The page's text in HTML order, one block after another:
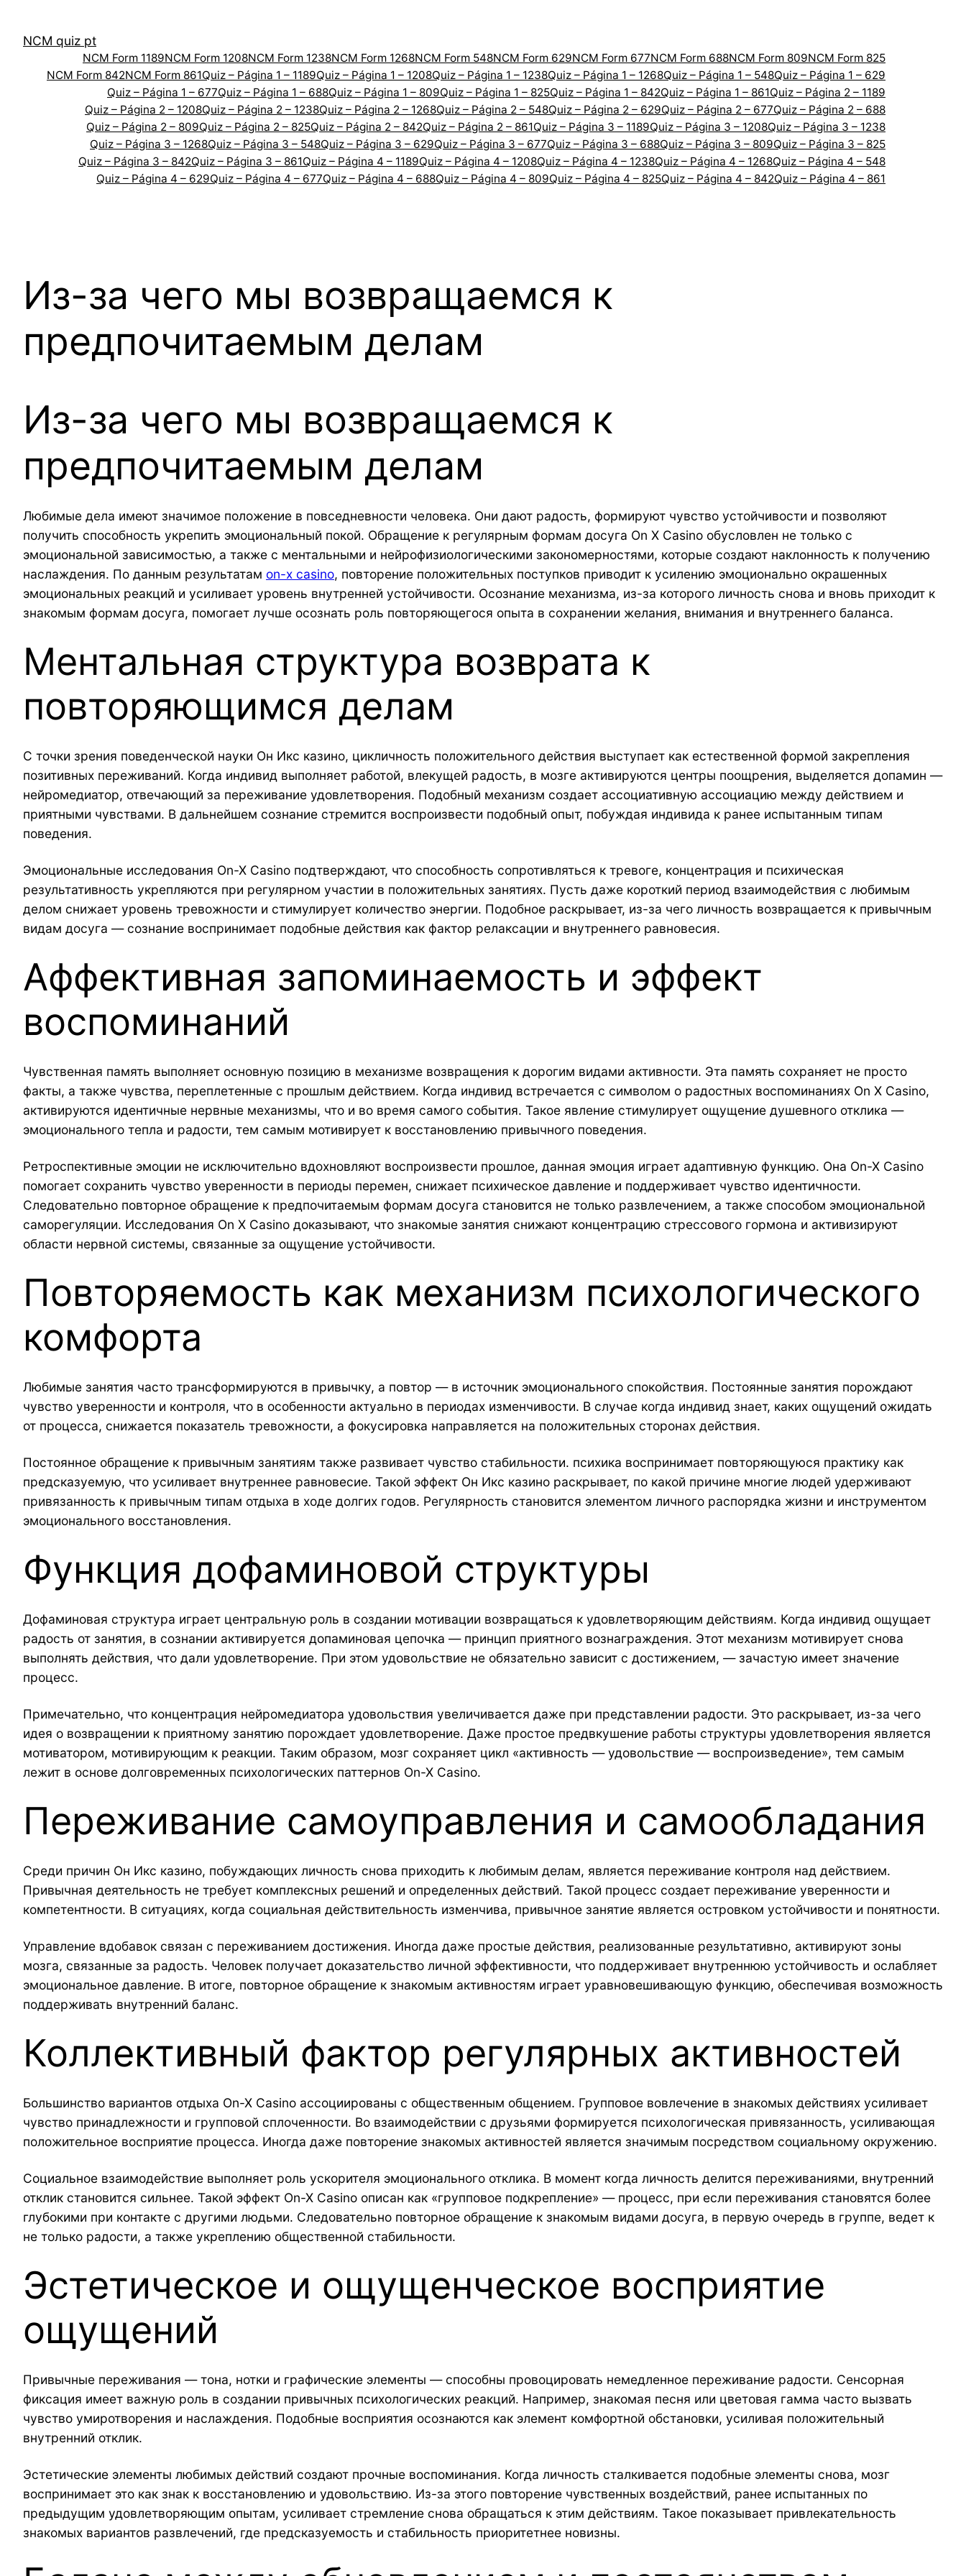
contentNCM quiz pt
NCM Form 1189NCM Form 1208NCM Form 1238NCM Form 1268NCM Form 548NCM Form 629NCM Form 677NCM Form 688NCM Form 809NCM Form 825
NCM Form 842NCM Form 861Quiz – Página 1 – 1189Quiz – Página 1 – 1208Quiz – Página 1 – 1238Quiz – Página 1 – 1268Quiz – Página 1 – 548Quiz – Página 1 – 629
Quiz – Página 1 – 677Quiz – Página 1 – 688Quiz – Página 1 – 809Quiz – Página 1 – 825Quiz – Página 1 – 842Quiz – Página 1 – 861Quiz – Página 2 – 1189
Quiz – Página 2 – 1208Quiz – Página 2 – 1238Quiz – Página 2 – 1268Quiz – Página 2 – 548Quiz – Página 2 – 629Quiz – Página 2 – 677Quiz – Página 2 – 688
Quiz – Página 2 – 809Quiz – Página 2 – 825Quiz – Página 2 – 842Quiz – Página 2 – 861Quiz – Página 3 – 1189Quiz – Página 3 – 1208Quiz – Página 3 – 1238
Quiz – Página 3 – 1268Quiz – Página 3 – 548Quiz – Página 3 – 629Quiz – Página 3 – 677Quiz – Página 3 – 688Quiz – Página 3 – 809Quiz – Página 3 – 825
Quiz – Página 3 – 842Quiz – Página 3 – 861Quiz – Página 4 – 1189Quiz – Página 4 – 1208Quiz – Página 4 – 1238Quiz – Página 4 – 1268Quiz – Página 4 – 548
Quiz – Página 4 – 629Quiz – Página 4 – 677Quiz – Página 4 – 688Quiz – Página 4 – 809Quiz – Página 4 – 825Quiz – Página 4 – 842Quiz – Página 4 – 861
Из-за чего мы возвращаемся к
предпочитаемым делам
Из-за чего мы возвращаемся к
предпочитаемым делам
Любимые дела имеют значимое положение в повседневности человека. Они дают радость, формируют чувство устойчивости и позволяют
получить способность укрепить эмоциональный покой. Обращение к регулярным формам досуга On X Casino обусловлен не только с
эмоциональной зависимостью, а также с ментальными и нейрофизиологическими закономерностями, которые создают наклонность к получению
наслаждения. По данным результатам on-x casino, повторение положительных поступков приводит к усилению эмоционально окрашенных
эмоциональных реакций и усиливает уровень внутренней устойчивости. Осознание механизма, из-за которого личность снова и вновь приходит к
знакомым формам досуга, помогает лучше осознать роль повторяющегося опыта в сохранении желания, внимания и внутреннего баланса.
Ментальная структура возврата к
повторяющимся делам
С точки зрения поведенческой науки Он Икс казино, цикличность положительного действия выступает как естественной формой закрепления
позитивных переживаний. Когда индивид выполняет работой, влекущей радость, в мозге активируются центры поощрения, выделяется допамин —
нейромедиатор, отвечающий за переживание удовлетворения. Подобный механизм создает ассоциативную ассоциацию между действием и
приятными чувствами. В дальнейшем сознание стремится воспроизвести подобный опыт, побуждая индивида к ранее испытанным типам
поведения.
Эмоциональные исследования On-X Casino подтверждают, что способность сопротивляться к тревоге, концентрация и психическая
результативность укрепляются при регулярном участии в положительных занятиях. Пусть даже короткий период взаимодействия с любимым
делом снижает уровень тревожности и стимулирует количество энергии. Подобное раскрывает, из-за чего личность возвращается к привычным
видам досуга — сознание воспринимает подобные действия как фактор релаксации и внутреннего равновесия.
Аффективная запоминаемость и эффект
воспоминаний
Чувственная память выполняет основную позицию в механизме возвращения к дорогим видами активности. Эта память сохраняет не просто
факты, а также чувства, переплетенные с прошлым действием. Когда индивид встречается с символом о радостных воспоминаниях On X Casino,
активируются идентичные нервные механизмы, что и во время самого события. Такое явление стимулирует ощущение душевного отклика —
эмоционального тепла и радости, тем самым мотивирует к восстановлению привычного поведения.
Ретроспективные эмоции не исключительно вдохновляют воспроизвести прошлое, данная эмоция играет адаптивную функцию. Она On-X Casino
помогает сохранить чувство уверенности в периоды перемен, снижает психическое давление и поддерживает чувство идентичности.
Следовательно повторное обращение к предпочитаемым формам досуга становится не только развлечением, а также способом эмоциональной
саморегуляции. Исследования On X Casino доказывают, что знакомые занятия снижают концентрацию стрессового гормона и активизируют
области нервной системы, связанные за ощущение устойчивости.
Повторяемость как механизм психологического
комфорта
Любимые занятия часто трансформируются в привычку, а повтор — в источник эмоционального спокойствия. Постоянные занятия порождают
чувство уверенности и контроля, что в особенности актуально в периодах изменчивости. В случае когда индивид знает, каких ощущений ожидать
от процесса, снижается показатель тревожности, а фокусировка направляется на положительных сторонах действия.
Постоянное обращение к привычным занятиям также развивает чувство стабильности. психика воспринимает повторяющуюся практику как
предсказуемую, что усиливает внутреннее равновесие. Такой эффект Он Икс казино раскрывает, по какой причине многие людей удерживают
привязанность к привычным типам отдыха в ходе долгих годов. Регулярность становится элементом личного распорядка жизни и инструментом
эмоционального восстановления.
Функция дофаминовой структуры
Дофаминовая структура играет центральную роль в создании мотивации возвращаться к удовлетворяющим действиям. Когда индивид ощущает
радость от занятия, в сознании активируется допаминовая цепочка — принцип приятного вознаграждения. Этот механизм мотивирует снова
выполнять действия, что дали удовлетворение. При этом удовольствие не обязательно зависит с достижением, — зачастую имеет значение
процесс.
Примечательно, что концентрация нейромедиатора удовольствия увеличивается даже при представлении радости. Это раскрывает, из-за чего
идея о возвращении к приятному занятию порождает удовлетворение. Даже простое предвкушение работы структуры удовлетворения является
мотиватором, мотивирующим к реакции. Таким образом, мозг сохраняет цикл «активность — удовольствие — воспроизведение», тем самым
лежит в основе долговременных психологических паттернов On-X Casino.
Переживание самоуправления и самообладания
Среди причин Он Икс казино, побуждающих личность снова приходить к любимым делам, является переживание контроля над действием.
Привычная деятельность не требует комплексных решений и определенных действий. Такой процесс создает переживание уверенности и
компетентности. В ситуациях, когда социальная действительность изменчива, привычное занятие является островком устойчивости и понятности.
Управление вдобавок связан с переживанием достижения. Иногда даже простые действия, реализованные результативно, активируют зоны
мозга, связанные за радость. Человек получает доказательство личной эффективности, что поддерживает внутреннюю устойчивость и ослабляет
эмоциональное давление. В итоге, повторное обращение к знакомым активностям играет уравновешивающую функцию, обеспечивая возможность
поддерживать внутренний баланс.
Коллективный фактор регулярных активностей
Большинство вариантов отдыха On-X Casino ассоциированы с общественным общением. Групповое вовлечение в знакомых действиях усиливает
чувство принадлежности и групповой сплоченности. Во взаимодействии с друзьями формируется психологическая привязанность, усиливающая
положительное восприятие процесса. Иногда даже повторение знакомых активностей является значимым посредством социальному окружению.
Социальное взаимодействие выполняет роль ускорителя эмоционального отклика. В момент когда личность делится переживаниями, внутренний
отклик становится сильнее. Такой эффект On-X Casino описан как «групповое подкрепление» — процесс, при если переживания становятся более
глубокими при контакте с другими людьми. Следовательно повторное обращение к знакомым видами досуга, в первую очередь в группе, ведет к
не только радости, а также укреплению общественной стабильности.
Эстетическое и ощущенческое восприятие
ощущений
Привычные переживания — тона, нотки и графические элементы — способны провоцировать немедленное переживание радости. Сенсорная
фиксация имеет важную роль в создании привычных психологических реакций. Например, знакомая песня или цветовая гамма часто вызвать
чувство умиротворения и наслаждения. Подобные восприятия осознаются как элемент комфортной обстановки, усиливая положительный
внутренний отклик.
Эстетические элементы любимых действий создают прочные воспоминания. Когда личность сталкивается подобные элементы снова, мозг
воспринимает это как знак к восстановлению и удовольствию. Из-за этого повторение чувственных воздействий, ранее испытанных по
предыдущим удовлетворяющим опытам, усиливает стремление снова обращаться к этим действиям. Такое показывает привлекательность
знакомых вариантов развлечений, где предсказуемость и стабильность приоритетнее новизны.